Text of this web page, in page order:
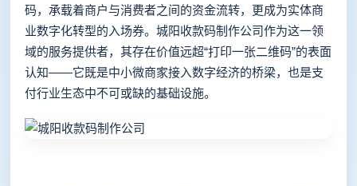
码，承载着商户与消费者之间的资金流转，更成为实体商
业数字化转型的入场券。城阳收款码制作公司作为这一领
域的服务提供者，其存在价值远超“打印一张二维码”的表面
认知——它既是中小微商家接入数字经济的桥梁，也是支
付行业生态中不可或缺的基础设施。